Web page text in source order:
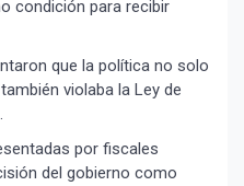
condición para recibir
que la política no solo
violaba la Ley de
por fiscales
del gobierno como